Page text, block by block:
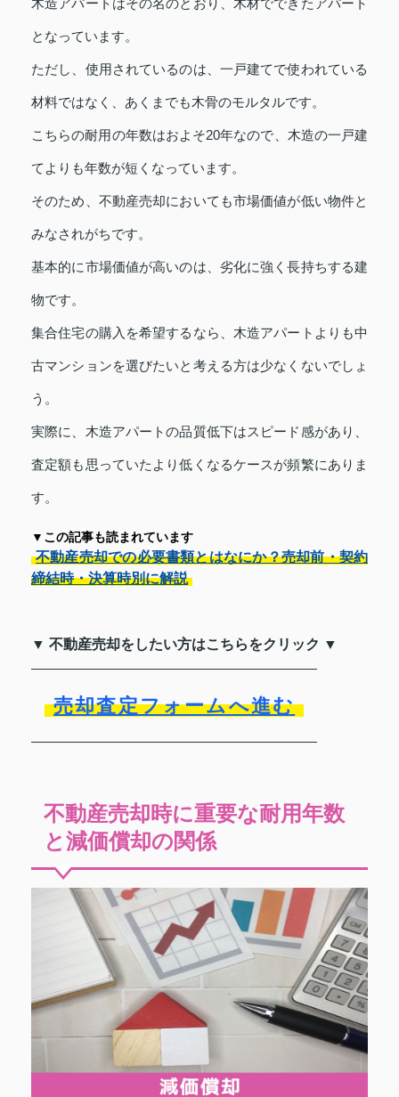
木造アパートはその名のとおり、木材でできたアパート
となっています。
ただし、使用されているのは、一戸建てで使われている
材料ではなく、あくまでも木骨のモルタルです。
こちらの耐用の年数はおよそ20年なので、木造の一戸建
てよりも年数が短くなっています。
そのため、不動産売却においても市場価値が低い物件と
みなされがちです。
基本的に市場価値が高いのは、劣化に強く長持ちする建
物です。
集合住宅の購入を希望するなら、木造アパートよりも中
古マンションを選びたいと考える方は少なくないでしょ
う。
実際に、木造アパートの品質低下はスピード感があり、
査定額も思っていたより低くなるケースが頻繁にありま
す。
▼この記事も読まれています
不動産売却での必要書類とはなにか？売却前・契約
締結時・決算時別に解説
▼ 不動産売却をしたい方はこちらをクリック ▼
売却査定フォームへ進む
不動産売却時に重要な耐用年数
と減価償却の関係